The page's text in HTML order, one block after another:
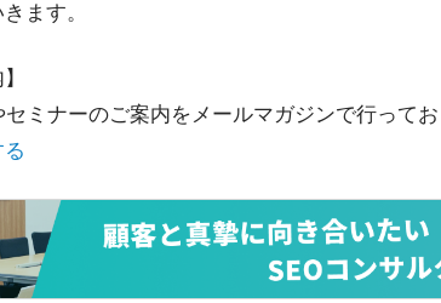
ます。
ミナーのご案内をメールマガジンで行って